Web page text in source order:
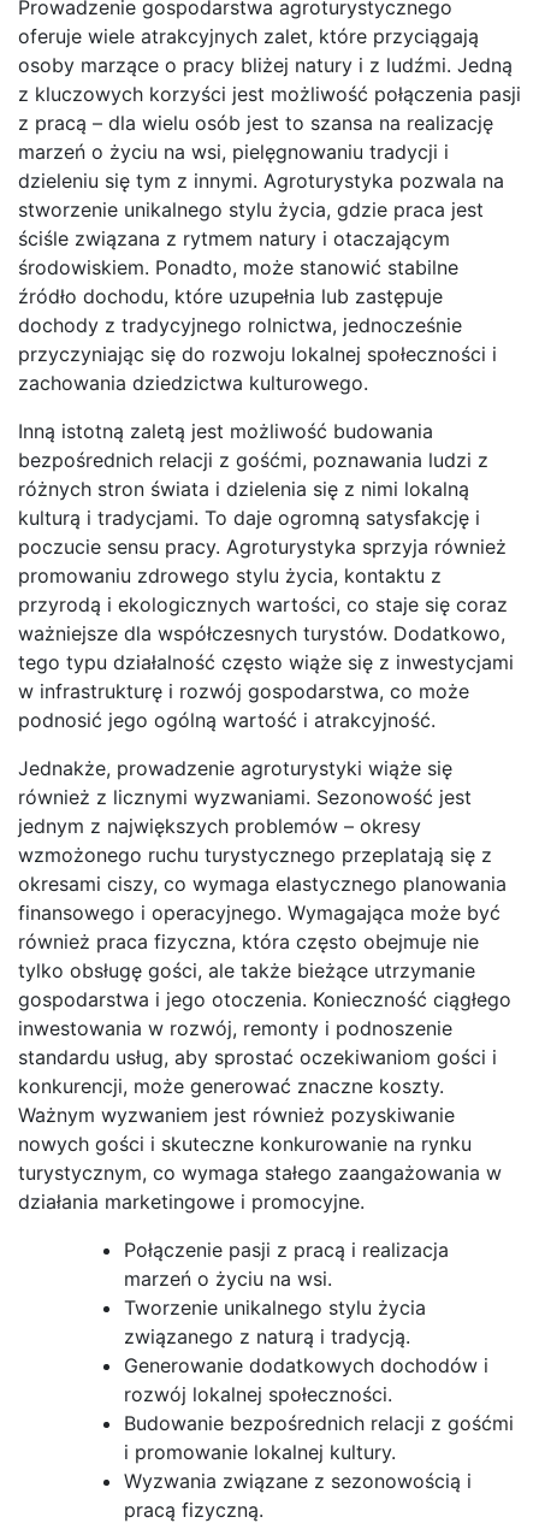
Prowadzenie gospodarstwa agroturystycznego
oferuje wiele atrakcyjnych zalet, które przyciągają
osoby marzące o pracy bliżej natury i z ludźmi. Jedną
z kluczowych korzyści jest możliwość połączenia pasji
z pracą – dla wielu osób jest to szansa na realizację
marzeń o życiu na wsi, pielęgnowaniu tradycji i
dzieleniu się tym z innymi. Agroturystyka pozwala na
stworzenie unikalnego stylu życia, gdzie praca jest
ściśle związana z rytmem natury i otaczającym
środowiskiem. Ponadto, może stanowić stabilne
źródło dochodu, które uzupełnia lub zastępuje
dochody z tradycyjnego rolnictwa, jednocześnie
przyczyniając się do rozwoju lokalnej społeczności i
zachowania dziedzictwa kulturowego.
Inną istotną zaletą jest możliwość budowania
bezpośrednich relacji z gośćmi, poznawania ludzi z
różnych stron świata i dzielenia się z nimi lokalną
kulturą i tradycjami. To daje ogromną satysfakcję i
poczucie sensu pracy. Agroturystyka sprzyja również
promowaniu zdrowego stylu życia, kontaktu z
przyrodą i ekologicznych wartości, co staje się coraz
ważniejsze dla współczesnych turystów. Dodatkowo,
tego typu działalność często wiąże się z inwestycjami
w infrastrukturę i rozwój gospodarstwa, co może
podnosić jego ogólną wartość i atrakcyjność.
Jednakże, prowadzenie agroturystyki wiąże się
również z licznymi wyzwaniami. Sezonowość jest
jednym z największych problemów – okresy
wzmożonego ruchu turystycznego przeplatają się z
okresami ciszy, co wymaga elastycznego planowania
finansowego i operacyjnego. Wymagająca może być
również praca fizyczna, która często obejmuje nie
tylko obsługę gości, ale także bieżące utrzymanie
gospodarstwa i jego otoczenia. Konieczność ciągłego
inwestowania w rozwój, remonty i podnoszenie
standardu usług, aby sprostać oczekiwaniom gości i
konkurencji, może generować znaczne koszty.
Ważnym wyzwaniem jest również pozyskiwanie
nowych gości i skuteczne konkurowanie na rynku
turystycznym, co wymaga stałego zaangażowania w
działania marketingowe i promocyjne.
Połączenie pasji z pracą i realizacja
marzeń o życiu na wsi.
Tworzenie unikalnego stylu życia
związanego z naturą i tradycją.
Generowanie dodatkowych dochodów i
rozwój lokalnej społeczności.
Budowanie bezpośrednich relacji z gośćmi
i promowanie lokalnej kultury.
Wyzwania związane z sezonowością i
pracą fizyczną.